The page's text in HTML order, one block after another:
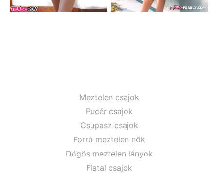
Meztelen csajok
Pucér csajok
Csupasz csajok
Forró meztelen nők
Dögös meztelen lányok
Fiatal csajok